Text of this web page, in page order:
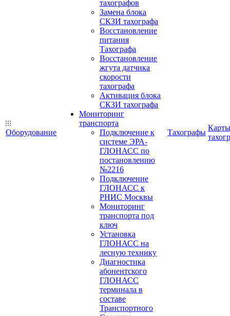
Оборудование
тахографов
Замена блока
СКЗИ тахографа
Восстановление
питания
Тахографа
Восстановление
жгута датчика
скорости
тахографа
Активация блока
СКЗИ тахографа
Мониторинг
транспорта
Подключение к
системе ЭРА-
ГЛОНАСС по
постановлению
№2216
Подключение
ГЛОНАСС к
РНИС Москвы
Мониторинг
транспорта под
ключ
Установка
ГЛОНАСС на
лесную технику
Диагностика
абонентского
ГЛОНАСС
терминала в
составе
Транспортного
Тахографы
Карты